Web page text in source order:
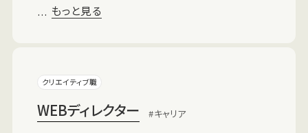
… もっと見る
クリエイティブ職
WEBディレクター キャリア